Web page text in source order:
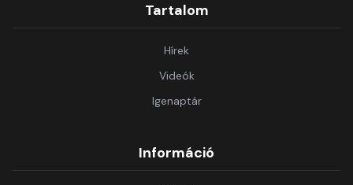
Tartalom
Hírek
Videók
Igenaptár
Információ